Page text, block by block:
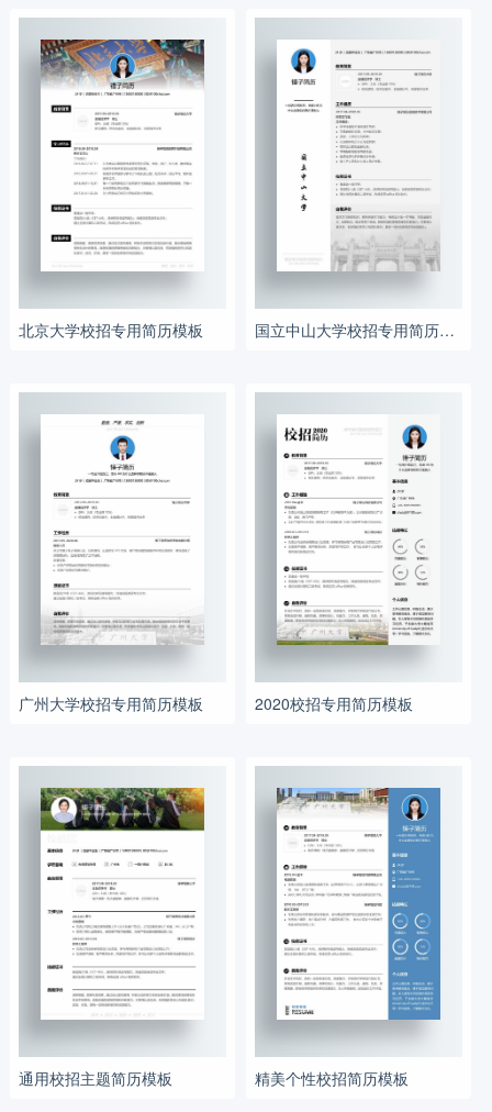
北京大学校招专用简历模板 国立中山大学校招专用简历模板
广州大学校招专用简历模板 2020校招专用简历模板
通用校招主题简历模板 精美个性校招简历模板